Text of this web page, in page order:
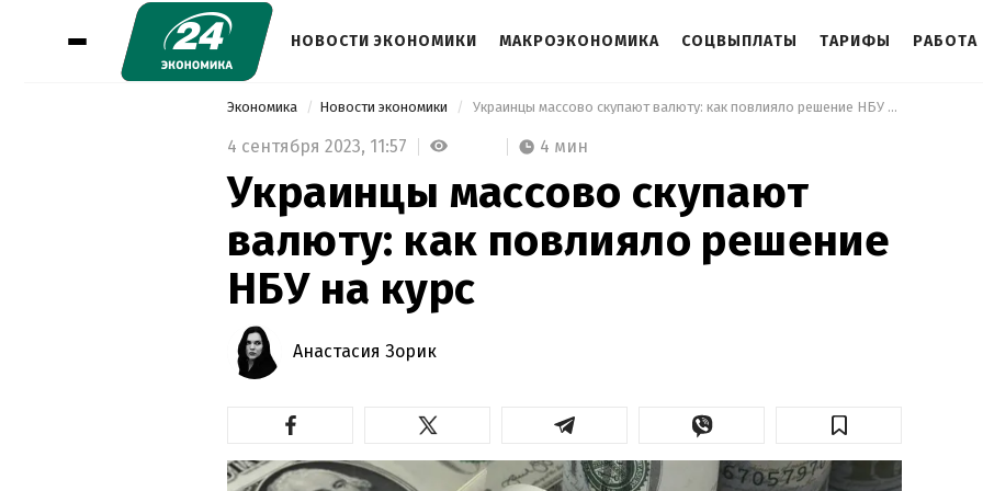
НОВОСТИ ЭКОНОМИКИ МАКРОЭКОНОМИКА СОЦВЫПЛАТЫ ТАРИФЫ РАБОТА
Экономика Новости экономики Украинцы массово скупают валюту: как повлияло решение НБУ на курс
4 сентября 2023, 11:57 4 мин
Украинцы массово скупают
валюту: как повлияло решение
НБУ на курс
Анастасия Зорик